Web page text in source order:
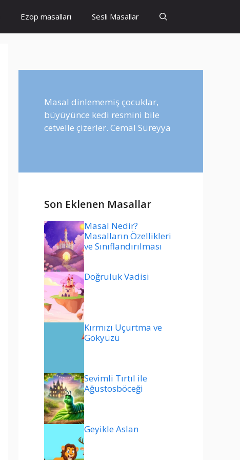
Ezop masalları Sesli Masallar
Masal dinlememiş çocuklar,
büyüyünce kedi resmini bile
cetvelle çizerler. Cemal Süreyya
Son Eklenen Masallar
Masal Nedir?
Masalların Özellikleri
ve Sınıflandırılması
Doğruluk Vadisi
Kırmızı Uçurtma ve
Gökyüzü
Sevimli Tırtıl ile
Ağustosböceği
Geyikle Aslan